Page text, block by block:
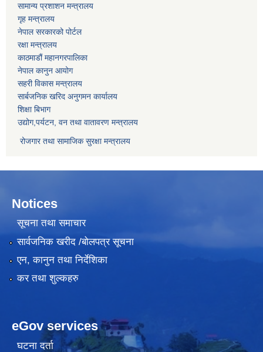
सामान्य प्रशाशन मन्त्रालय
गृह मन्त्रालय
नेपाल सरकारको पोर्टल
रक्षा मन्त्रालय
काठमाडौं महानगरपालिका
नेपाल कानुन आयोग
सहरी विकास मन्त्रालय
सार्बजनिक खरिद अनुगमन कार्यालय
शिक्षा बिभाग
उद्योग,पर्यटन, वन तथा वातावरण मन्त्रालय
रोजगार तथा सामाजिक सुरक्षा मन्त्रालय
Notices
सूचना तथा समाचार
सार्वजनिक खरीद /बोलपत्र सूचना
एन, कानुन तथा निर्देशिका
कर तथा शुल्कहरु
eGov services
घटना दर्ता